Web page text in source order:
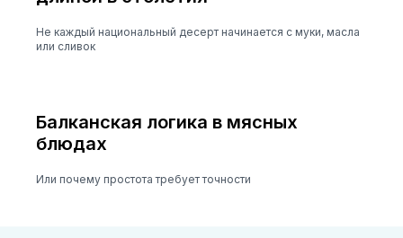
Не каждый национальный десерт начинается с муки, масла
или сливок
Балканская логика в мясных
блюдах
Или почему простота требует точности